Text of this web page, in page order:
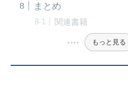
まとめ
関連書籍
もっと見る